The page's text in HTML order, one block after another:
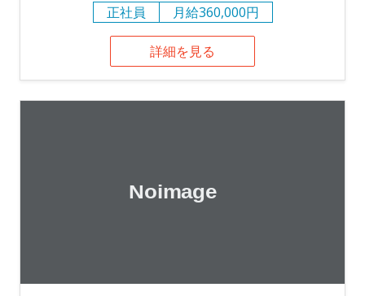
正社員
月給360,000円
詳細を見る